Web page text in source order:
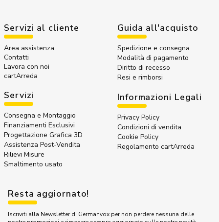
Servizi al cliente
Area assistenza
Contatti
Lavora con noi
cartArreda
Servizi
Consegna e Montaggio
Finanziamenti Esclusivi
Progettazione Grafica 3D
Assistenza Post-Vendita
Rilievi Misure
Smaltimento usato
Guida all'acquisto
Spedizione e consegna
Modalità di pagamento
Diritto di recesso
Resi e rimborsi
Informazioni Legali
Privacy Policy
Condizioni di vendita
Cookie Policy
Regolamento cartArreda
Resta aggiornato!
Iscriviti alla Newsletter di Germanvox per non perdere nessuna delle